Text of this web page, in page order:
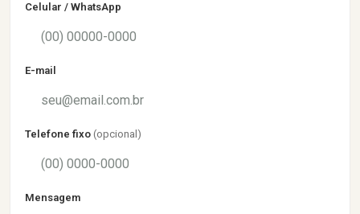
Celular / WhatsApp
E-mail
Telefone fixo (opcional)
Mensagem